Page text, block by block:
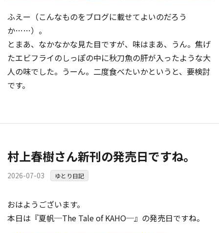
ふえー（こんなものをブログに載せてよいのだろう
か……）。
とまあ、なかなかな見た目ですが、味はまあ、うん。焦げ
たエビフライのしっぽの中に秋刀魚の肝が入ったような大
人の味でした。うーん。二度食べたいかというと、要検討
です。
村上春樹さん新刊の発売日ですね。
2026-07-03 ゆとり日記
おはようございます。
本日は『夏帆─The Tale of KAHO─』の発売日ですね。